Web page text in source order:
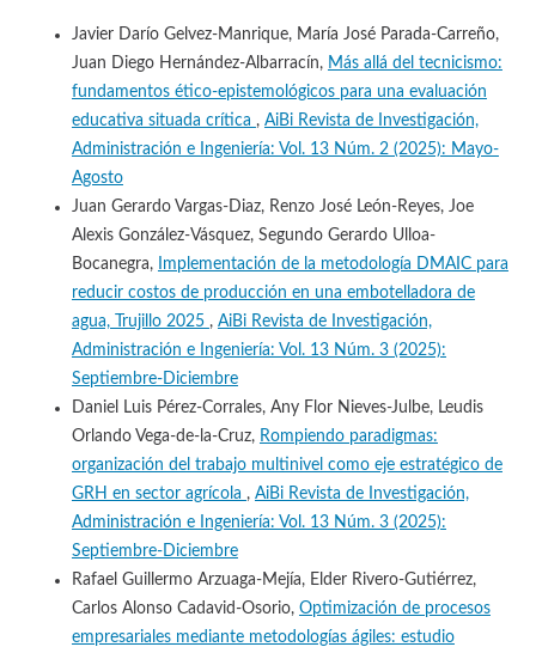
Javier Darío Gelvez-Manrique, María José Parada-Carreño,
Juan Diego Hernández-Albarracín, Más allá del tecnicismo:
fundamentos ético-epistemológicos para una evaluación
educativa situada crítica , AiBi Revista de Investigación,
Administración e Ingeniería: Vol. 13 Núm. 2 (2025): Mayo-
Agosto
Juan Gerardo Vargas-Diaz, Renzo José León-Reyes, Joe
Alexis González-Vásquez, Segundo Gerardo Ulloa-
Bocanegra,
Implementación de la metodología DMAIC para
reducir costos de producción en una embotelladora de
agua, Trujillo 2025 , AiBi Revista de Investigación,
Administración e Ingeniería: Vol. 13 Núm. 3 (2025):
Septiembre-Diciembre
Daniel Luis Pérez-Corrales, Any Flor Nieves-Julbe, Leudis
Orlando Vega-de-la-Cruz, Rompiendo paradigmas:
organización del trabajo multinivel como eje estratégico de
GRH en sector agrícola , AiBi Revista de Investigación,
Administración e Ingeniería: Vol. 13 Núm. 3 (2025):
Septiembre-Diciembre
Rafael Guillermo Arzuaga-Mejía, Elder Rivero-Gutiérrez,
Carlos Alonso Cadavid-Osorio, Optimización de procesos
empresariales mediante metodologías ágiles: estudio